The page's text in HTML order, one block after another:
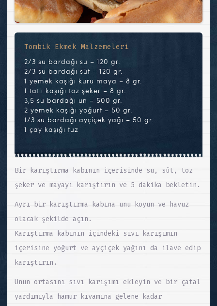
Tombik Ekmek Malzemeleri
2/3 su bardağı su – 120 gr.
2/3 su bardağı süt – 120 gr.
1 yemek kaşığı kuru maya – 8 gr.
1 tatlı kaşığı toz şeker – 8 gr.
3,5 su bardağı un – 500 gr.
2 yemek kaşığı yoğurt – 50 gr.
1/3 su bardağı ayçiçek yağı – 50 gr.
1 çay kaşığı tuz
Bir karıştırma kabının içerisinde su, süt, toz
şeker ve mayayı karıştırın ve 5 dakika bekletin.
Ayrı bir karıştırma kabına unu koyun ve havuz
olacak şekilde açın.
Karıştırma kabının içindeki sıvı karışımın
içerisine yoğurt ve ayçiçek yağını da ilave edip
karıştırın.
Unun ortasını sıvı karışımı ekleyin ve bir çatal
yardımıyla hamur kıvamına gelene kadar